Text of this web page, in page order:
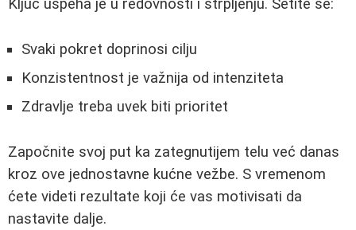
Ključ uspeha je u redovnosti i strpljenju. Setite se:
Svaki pokret doprinosi cilju
Konzistentnost je važnija od intenziteta
Zdravlje treba uvek biti prioritet
Započnite svoj put ka zategnutijem telu već danas
kroz ove jednostavne kućne vežbe. S vremenom
ćete videti rezultate koji će vas motivisati da
nastavite dalje.